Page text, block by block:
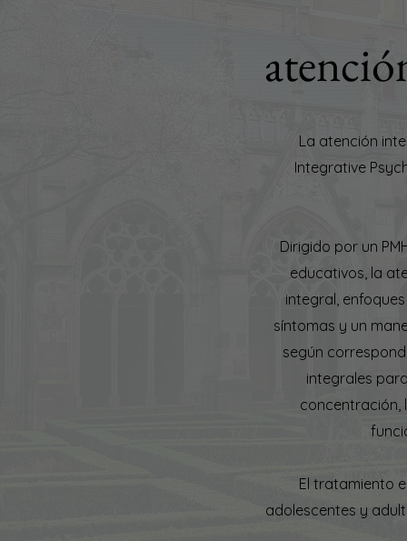
La atención
Integrative
Dirigido por un
educativos, la
integral,
síntomas y un
según
integrales
concentración,
El tratamiento
adolescentes y